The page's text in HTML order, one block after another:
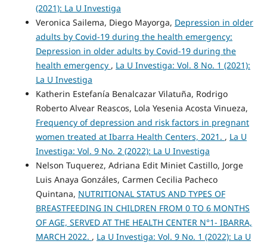
(2021): La U Investiga
Veronica Sailema, Diego Mayorga, Depression in older
adults by Covid-19 during the health emergency:
Depression in older adults by Covid-19 during the
health emergency , La U Investiga: Vol. 8 No. 1 (2021):
La U Investiga
Katherin Estefanía Benalcazar Vilatuña, Rodrigo
Roberto Alvear Reascos, Lola Yesenia Acosta Vinueza,
Frequency of depression and risk factors in pregnant
women treated at Ibarra Health Centers, 2021. , La U
Investiga: Vol. 9 No. 2 (2022): La U Investiga
Nelson Tuquerez, Adriana Edit Miniet Castillo, Jorge
Luis Anaya Gonzáles, Carmen Cecilia Pacheco
Quintana, NUTRITIONAL STATUS AND TYPES OF
BREASTFEEDING IN CHILDREN FROM 0 TO 6 MONTHS
OF AGE, SERVED AT THE HEALTH CENTER N°1- IBARRA,
MARCH 2022. , La U Investiga: Vol. 9 No. 1 (2022): La U